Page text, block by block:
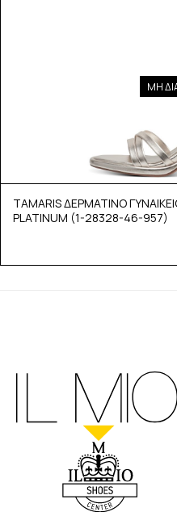
ΜΗ
TAMARIS ΔΕΡΜΑΤΙΝΟ
PLATINUM (1-28328-46-957)